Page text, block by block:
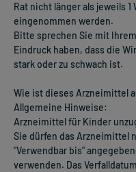
Rat nicht länger als jeweils
eingenommen werden.
Bitte sprechen Sie mit
Eindruck haben, dass die
stark oder zu schwach ist.
Wie ist dieses Arzneimittel
Allgemeine Hinweise:
Arzneimittel für Kinder
Sie dürfen das Arzneimittel
"Verwendbar bis"
verwenden. Das